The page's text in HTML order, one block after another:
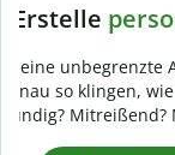
Stelle mit der
% original ist.
und finde